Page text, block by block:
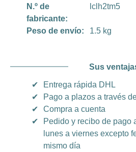
N.º de
fabricante:
lclh2tm5
Peso de envío: 1.5 kg
Sus
✔
Entrega rápida DHL
✔
Pago a plazos a través
✔
Compra a cuenta
✔
Pedido y recibo de pago
lunes a viernes excepto
mismo día